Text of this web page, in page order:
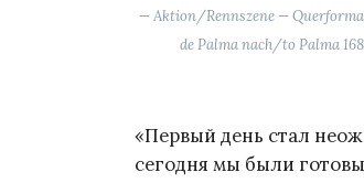
— Aktion/Rennszene —
de Palma nach/to Palma
«Первый день стал
сегодня мы были